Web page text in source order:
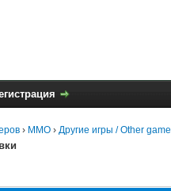
› MMO › Другие игры / Other